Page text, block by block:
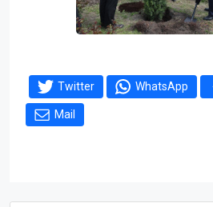
Twitter WhatsApp
Mail